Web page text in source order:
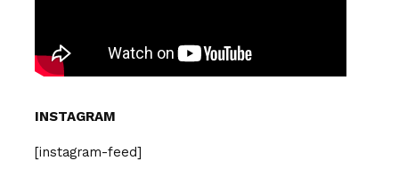
INSTAGRAM
[instagram-feed]